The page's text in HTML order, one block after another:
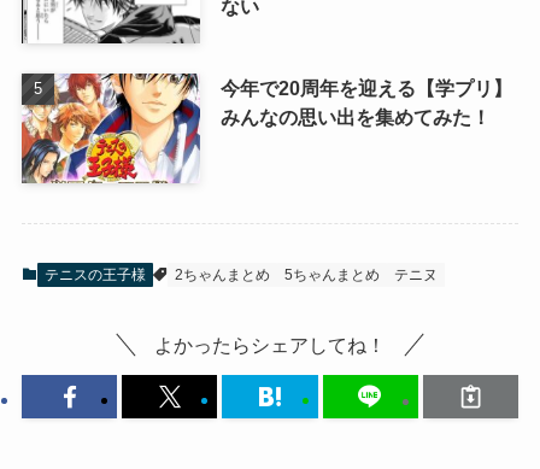
ない
今年で20周年を迎える【学プリ】
みんなの思い出を集めてみた！
テニスの王子様 2ちゃんまとめ 5ちゃんまとめ テニヌ
よかったらシェアしてね！